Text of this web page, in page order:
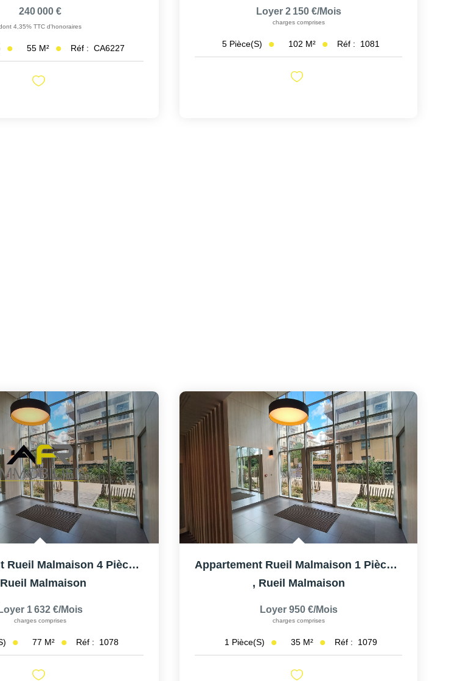
240 000 €
4,35% TTC d'honoraires
55 M² Réf : CA6227
Loyer 2 150 €/mois
charges comprises
5 Pièce(s) 102 M² Réf : 1081
Appartement Rueil Malmaison 4 Pièce(s) 77 M2
Rueil Malmaison
Loyer 1 632 €/mois
charges comprises
77 M² Réf : 1078
Appartement Rueil Malmaison 1 Pièce(s) 35 M2
, Rueil Malmaison
Loyer 950 €/mois
charges comprises
1 Pièce(s) 35 M² Réf : 1079